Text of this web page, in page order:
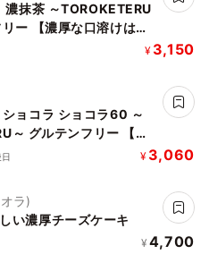
濃抹茶 ～TOROKETERU
ー 【濃厚な口溶けは美
・・【美味宣言】日本五
¥ 3,150
ョコラ ショコラ60 ～
～ グルテンフリー 【濃
味さとなる】・・・【美
¥ 3,060
ラ)
い濃厚チーズケーキ
¥ 4,700